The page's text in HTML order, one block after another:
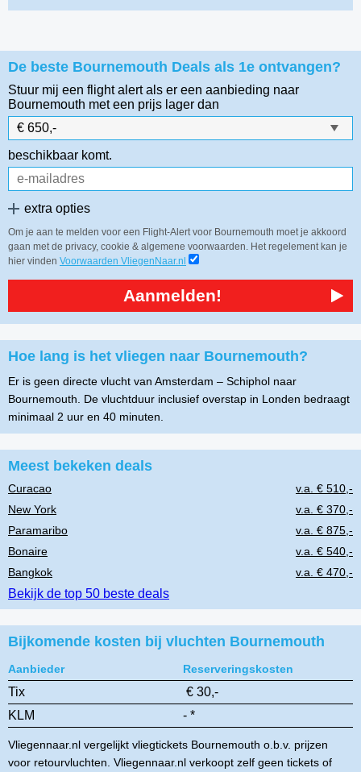
De beste Bournemouth Deals als 1e ontvangen?
Stuur mij een flight alert als er een aanbieding naar
Bournemouth met een prijs lager dan
beschikbaar komt.
extra opties
Om je aan te melden voor een Flight-Alert voor Bournemouth moet je akkoord
gaan met de privacy, cookie & algemene voorwaarden. Het regelement kan je
hier vinden Voorwaarden VliegenNaar.nl
Aanmelden!
Hoe lang is het vliegen naar Bournemouth?
Er is geen directe vlucht van Amsterdam – Schiphol naar
Bournemouth. De vluchtduur inclusief overstap in Londen bedraagt
minimaal 2 uur en 40 minuten.
Meest bekeken deals
Curacao
v.a. € 510,-
New York
v.a. € 370,-
Paramaribo
v.a. € 875,-
Bonaire
v.a. € 540,-
Bangkok
v.a. € 470,-
Bekijk de top 50 beste deals
Bijkomende kosten bij vluchten Bournemouth
Aanbieder Reserveringskosten
Tix
€ 30,-
KLM
- *
Vliegennaar.nl vergelijkt vliegtickets Bournemouth o.b.v. prijzen
voor retourvluchten. Vliegennaar.nl verkoopt zelf geen tickets of